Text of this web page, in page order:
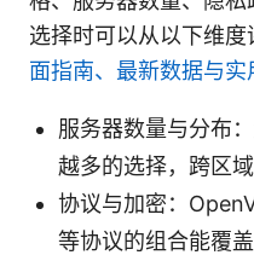
选择时可以从以下维度
面指南、最新数据与实
服务器数量与分布
越多的选择，跨区
协议与加密：
等协议的组合能覆